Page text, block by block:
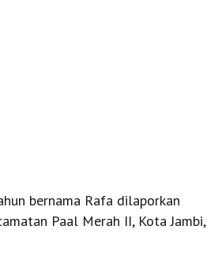
bernama Rafa dilaporkan
Paal Merah II, Kota Jambi,